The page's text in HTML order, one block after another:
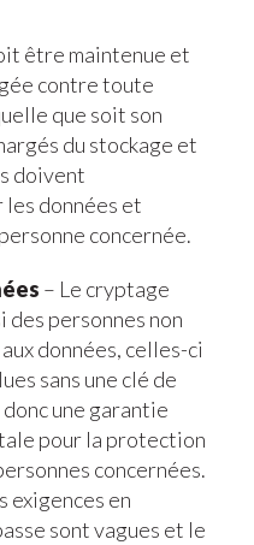
être maintenue et
contre toute
que soit son
du stockage et
doivent
données et
concernée.
– Le cryptage
des personnes non
données, celles-ci
sans une clé de
une garantie
pour la protection
concernées.
exigences en
sont vagues et le